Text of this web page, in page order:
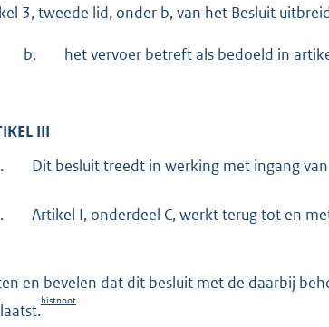
3, tweede lid, onder b, van het Besluit
b. het vervoer betreft als bedoeld in
III
Dit besluit treedt in werking met ingang
Artikel I, onderdeel C, werkt terug tot en
en bevelen dat dit besluit met de daarbij
histnoot